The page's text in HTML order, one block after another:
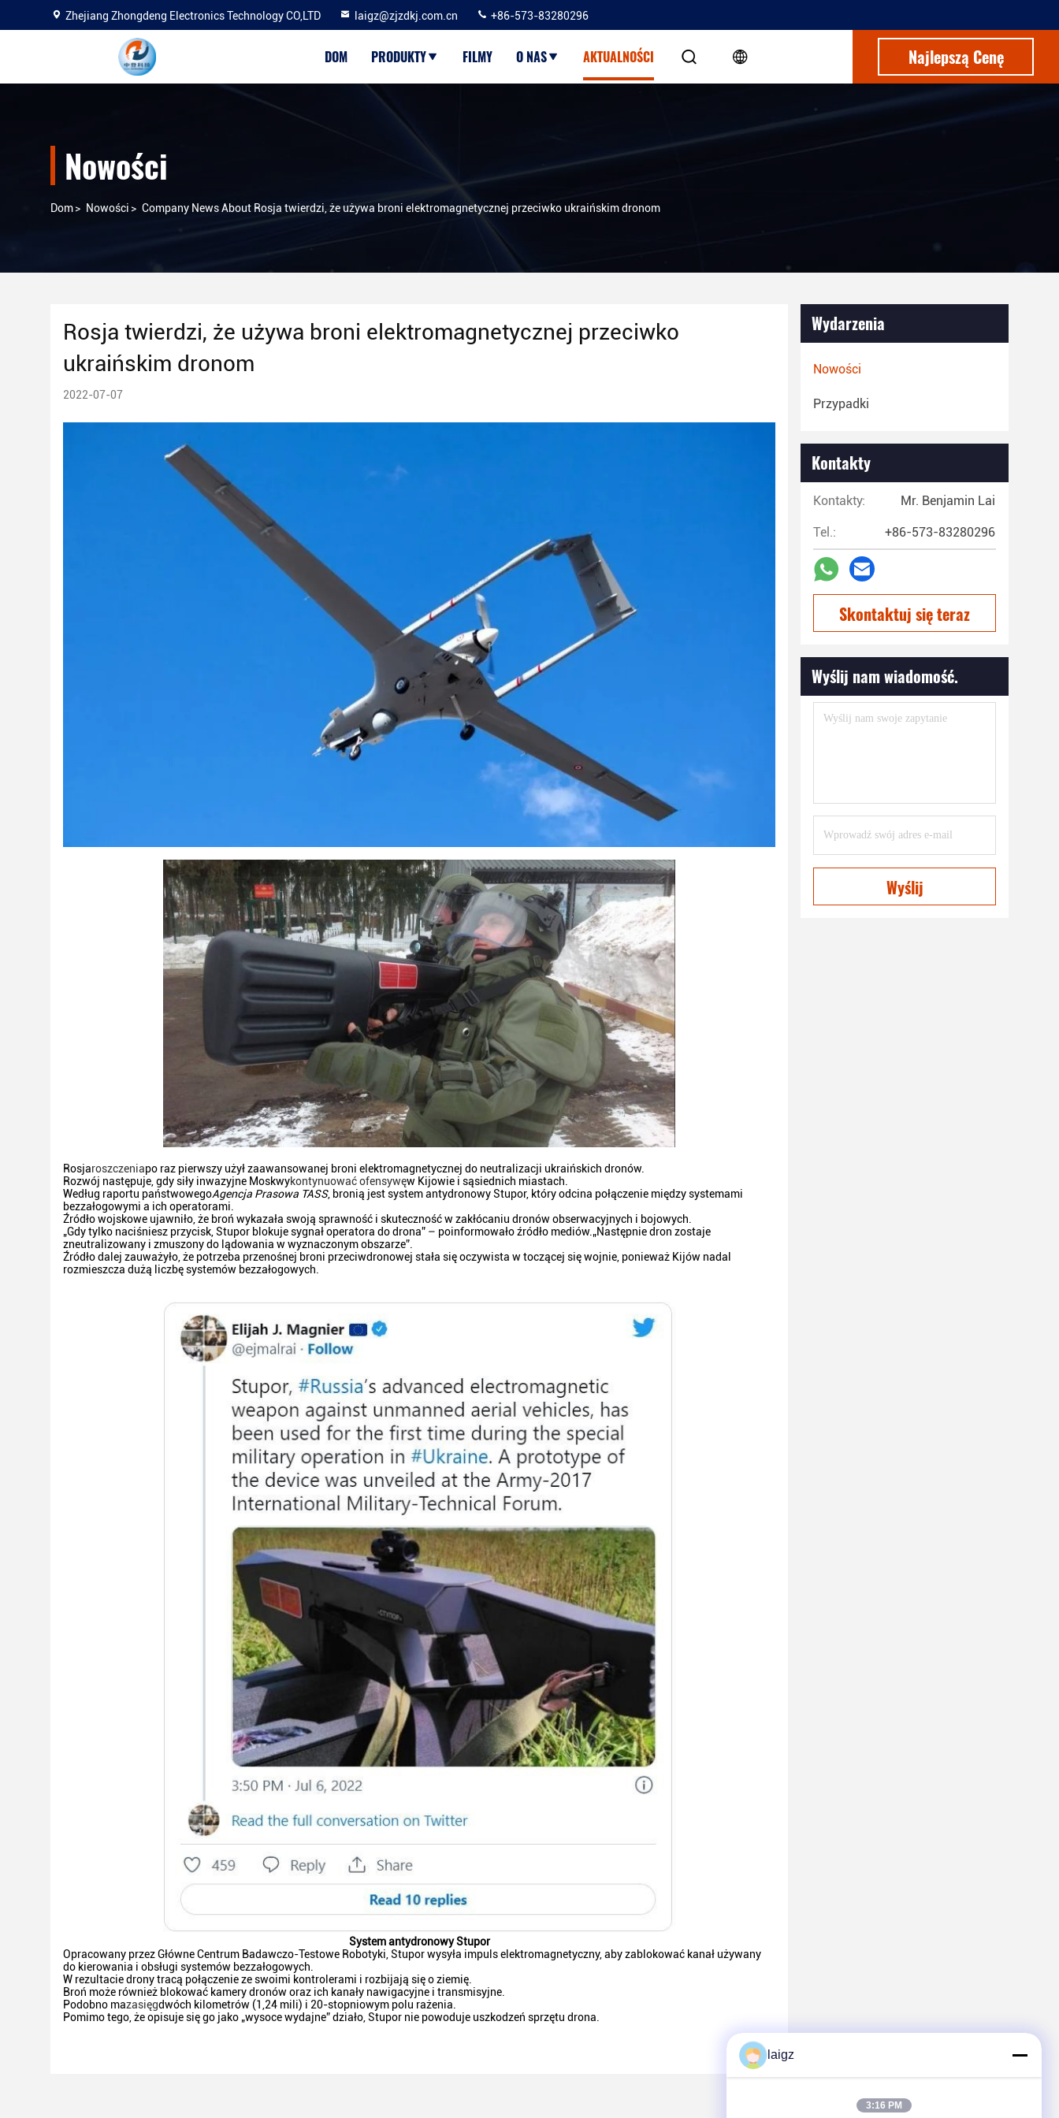
Zhejiang Zhongdeng Electronics Technology CO,LTD laigz@zjzdkj.com.cn +86-573-83280296
DOM PRODUKTY FILMY O NAS AKTUALNOŚCI Najlepszą Cenę
Nowości
Dom> Nowości > Company News About Rosja twierdzi, że używa broni elektromagnetycznej przeciwko ukraińskim dronom
Rosja twierdzi, że używa broni elektromagnetycznej przeciwko
ukraińskim dronom
2022-07-07
Rosjaroszczeniapo raz pierwszy użył zaawansowanej broni elektromagnetycznej do neutralizacji ukraińskich dronów.
Rozwój następuje, gdy siły inwazyjne Moskwykontynuować ofensywęw Kijowie i sąsiednich miastach.
Według raportu państwowegoAgencja Prasowa TASS, bronią jest system antydronowy Stupor, który odcina połączenie między systemami
bezzałogowymi a ich operatorami.
Źródło wojskowe ujawniło, że broń wykazała swoją sprawność i skuteczność w zakłócaniu dronów obserwacyjnych i bojowych.
„Gdy tylko naciśniesz przycisk, Stupor blokuje sygnał operatora do drona” – poinformowało źródło mediów.„Następnie dron zostaje
zneutralizowany i zmuszony do lądowania w wyznaczonym obszarze”.
Źródło dalej zauważyło, że potrzeba przenośnej broni przeciwdronowej stała się oczywista w toczącej się wojnie, ponieważ Kijów nadal
rozmieszcza dużą liczbę systemów bezzałogowych.
System antydronowy Stupor
Opracowany przez Główne Centrum Badawczo-Testowe Robotyki, Stupor wysyła impuls elektromagnetyczny, aby zablokować kanał używany
do kierowania i obsługi systemów bezzałogowych.
W rezultacie drony tracą połączenie ze swoimi kontrolerami i rozbijają się o ziemię.
Broń może również blokować kamery dronów oraz ich kanały nawigacyjne i transmisyjne.
Podobno mazasięgdwóch kilometrów (1,24 mili) i 20-stopniowym polu rażenia.
Pomimo tego, że opisuje się go jako „wysoce wydajne” działo, Stupor nie powoduje uszkodzeń sprzętu drona.
Wydarzenia
Nowości
Przypadki
Kontakty
Kontakty: Mr. Benjamin Lai
Tel.: +86-573-83280296
Skontaktuj się teraz
Wyślij nam wiadomość.
Wyślij
laigz
3:16 PM